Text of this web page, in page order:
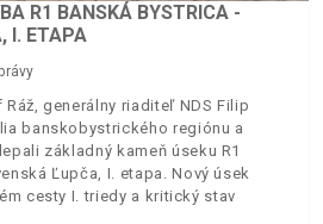
R1 BANSKÁ BYSTRICA -
I. ETAPA
generálny riaditeľ NDS Filip
banskobystrického regiónu a
základný kameň úseku R1
Ľupča, I. etapa. Nový úsek
cesty I. triedy a kritický stav